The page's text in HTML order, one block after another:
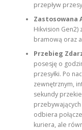
przepływ
Zastosowana
Hikvision
bramową oraz
Przebieg
posesję o
przesyłki. Po
zewnętrznym,
sekundy
odbiera
kuriera, ale